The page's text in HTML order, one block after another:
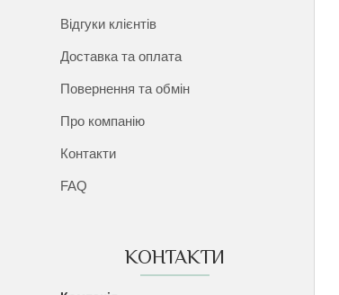
Відгуки клієнтів
Доставка та оплата
Повернення та обмін
Про компанію
Контакти
FAQ
КОНТАКТИ